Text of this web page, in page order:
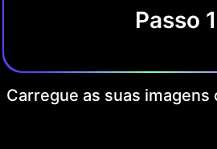
Passo 1
Carregue as suas imagens